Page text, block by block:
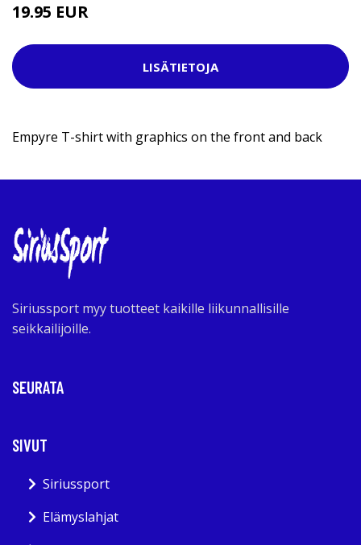
19.95 EUR
LISÄTIETOJA
Empyre T-shirt with graphics on the front and back
Siriussport myy tuotteet kaikille liikunnallisille
seikkailijoille.
SEURATA
SIVUT
Siriussport
Elämyslahjat